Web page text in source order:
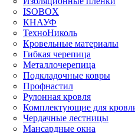
ISOBOX
КНАУФ
ТехноНиколь
Кровельные материалы
Гибкая черепица
Металлочерепица
Подкладочные ковры
Профнастил
Рулонная кровля
Комплектующие для
Чердачные лестницы
Мансардные окна